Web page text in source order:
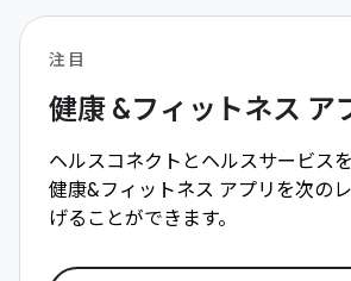
注目
健康 &フィットネス ア
ヘルスコネクトとヘルスサービスを
健康&フィットネス アプリを次の
げることができます。